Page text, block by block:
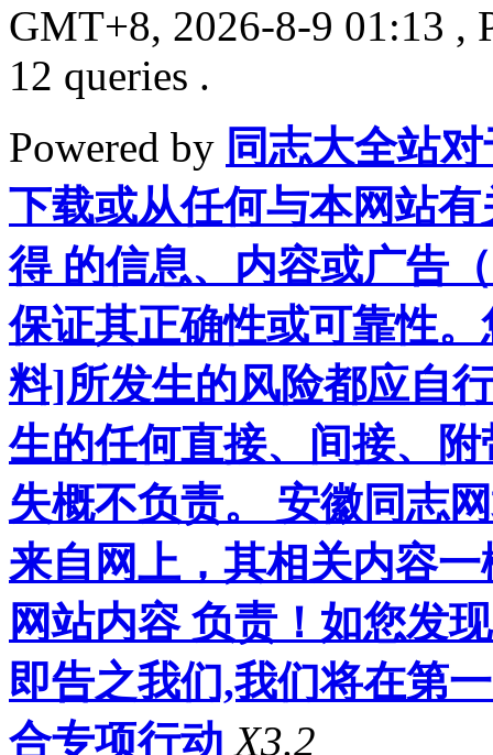
GMT+8, 2026-8-9 01:13 ,
12 queries .
Powered by 同志大全站
下载或从任何与本网站
得 的信息、内容或广告
保证其正确性或可靠性
料]所发生的风险都应自
生的任何直接、间接、
失概不负责。 安徽同志
来自网上，其相关内容
网站内容 负责！如您发
即告之我们,我们将在第
合专项行动 X3.2